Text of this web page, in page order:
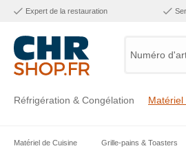
Expert de la restauration
Numéro
Réfrigération & Congélation Matériel
Matériel de Cuisine Grille-pains & Toasters